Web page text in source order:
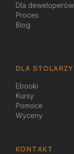
Dla deweloperów
Proces
Blog
DLA STOLARZY
Ebooki
Kursy
Pomoce
Wyceny
KONTAKT